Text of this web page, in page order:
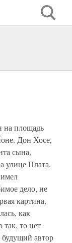
на площадь
Дон Хосе,
сына,
улице Плата.
дело, не
картина,
как
то нет
автор